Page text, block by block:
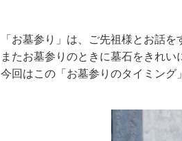
「お墓参り」は、ご先祖様とお話を
またお墓参りのときに墓石をきれい
今回はこの「お墓参りのタイミング